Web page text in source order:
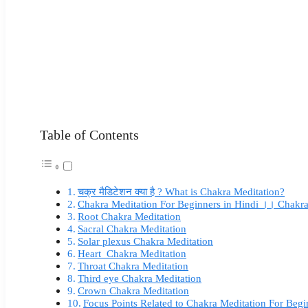
Table of Contents
चक्र मैडिटेशन क्या है ? What is Chakra Meditation?
Chakra Meditation For Beginners in Hindi ।।
Root Chakra Meditation
Sacral Chakra Meditation
Solar plexus Chakra Meditation
Heart Chakra Meditation
Throat Chakra Meditation
Third eye Chakra Meditation
Crown Chakra Meditation
Focus Points Related to Chakra Meditation For